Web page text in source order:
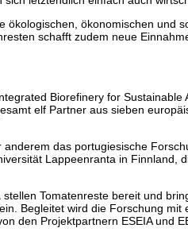
ökologischen, ökonomischen und
schafft zudem neue
Biorefinery for
elf Partner aus sieben
das portugiesische
Lappeenranta in Finnland,
Tomatenreste bereit und
Begleitet wird die Forschung mit
den Projektpartnern ESEIA und